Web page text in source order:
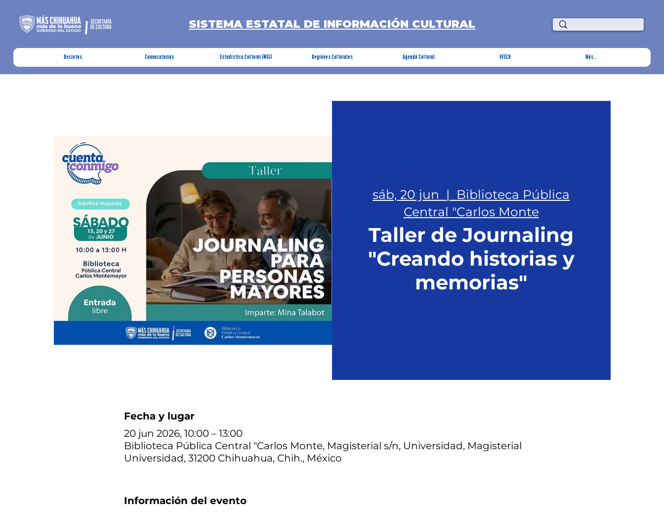
SISTEMA ESTATAL DE INFORMACIÓN CULTURAL
Recintos Convocatorias Estadística Cultural INEGI Regiónes Culturales Agenda Cultural OFECH Más...
sáb, 20 jun
  |
Biblioteca Pública
Central "Carlos Monte
Taller de Journaling
"Creando historias y
memorias"
Fecha y lugar
20 jun 2026, 10:00 – 13:00
Biblioteca Pública Central "Carlos Monte, Magisterial s/n, Universidad, Magisterial
Universidad, 31200 Chihuahua, Chih., México
Información del evento